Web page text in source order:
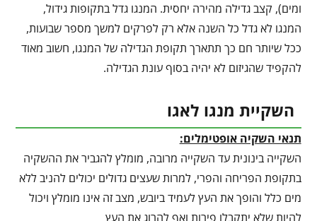
ומים), קצב גדילה מהירה יחסית. המנגו גדל בתקופות גידול,
המנגו לא גדל כל השנה אלא רק לפרקים למשך מספר שבועות,
ככל שיותר חם כך תתארך תקופת הגדילה של המנגו, חשוב מאוד
להקפיד שהגיזום לא יהיה בסוף עונת הגדילה.
השקיית מנגו לאגו
תנאי השקיה אופטימלים:
השקייה בינונית עד השקייה מרובה, מומלץ להגביר את ההשקיה
בתקופת הפריחה והפרי, למרות שעצים גדולים יכולים להניב ללא
מים כלל והופך את העץ לעמיד ביובש, מצב זה אינו מומלץ ויכול
להיות שלא יתקבלו פירות ואף להרוג את העץ